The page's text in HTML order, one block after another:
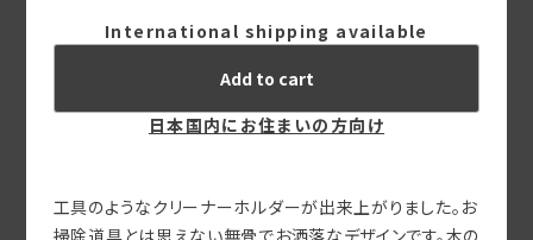
International shipping available
Add to cart
日本国内にお住まいの方向け
工具のようなクリーナーホルダーが出来上がりました。お
掃除道具とは思えない無骨でお洒落なデザインです。木の